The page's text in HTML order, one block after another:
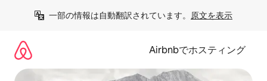
一部の情報は自動翻訳されています。 原文を表示
Airbnbでホスティング